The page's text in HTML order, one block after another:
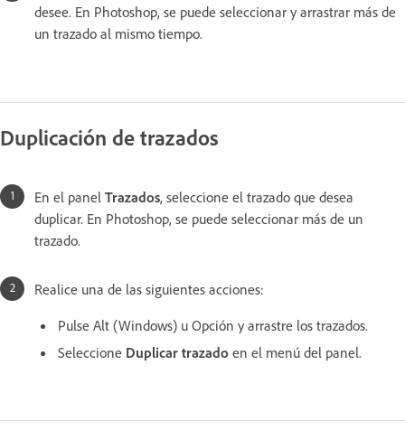
desee. En Photoshop, se puede seleccionar y arrastrar más de
un trazado al mismo tiempo.
Duplicación de trazados
En el panel Trazados, seleccione el trazado que desea
duplicar. En Photoshop, se puede seleccionar más de un
trazado.
Realice una de las siguientes acciones:
Pulse Alt (Windows) u Opción y arrastre los trazados.
Seleccione Duplicar trazado en el menú del panel.